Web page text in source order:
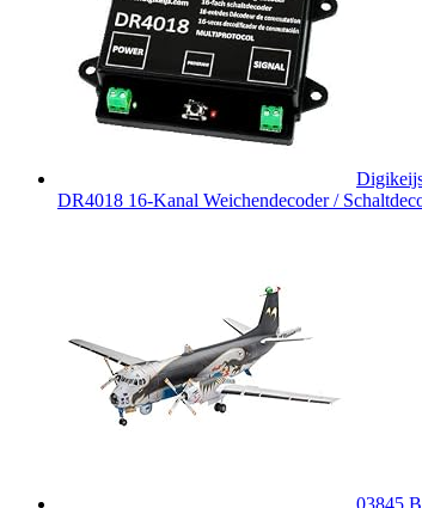
DR4018 16-Kanal Weichendecoder /
03845